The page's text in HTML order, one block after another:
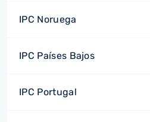
IPC Noruega
IPC Países Bajos
IPC Portugal